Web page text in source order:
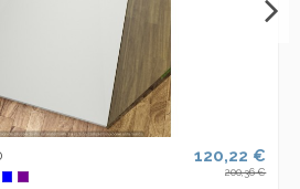
120,22 €
200,36 €